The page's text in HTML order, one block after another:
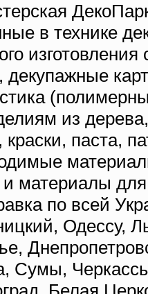
в технике
декупажные
из
паста,
материалы
по всей
Одессу,
Сумы,